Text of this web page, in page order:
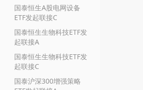
国泰恒生A股电网设备
ETF发起联接C
国泰恒生生物科技ETF发
起联接A
国泰恒生生物科技ETF发
起联接C
国泰沪深300增强策略